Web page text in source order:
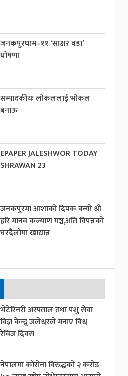
जनकपुरधाम–११ ‘साक्षर वडा’
घोषणा
सम्पादकीयः लोकललाई भोकल
बनाऊ
EPAPER JALESHWOR TODAY
SHRAWAN 23
जनकपुरमा आशाको दिपक बन्यो श्री
हरि मानव कल्याण मञ्च,अति विपन्नको
घरदैलोमा खाद्यान्न
भेटेरिनरी अस्पताल तथा पशु सेवा
विज्ञ केन्द्र्र जलेश्वरले मनाए विश्व
रेविज दिवस
नेपालमा कोरोना विरुद्धको २ करोड